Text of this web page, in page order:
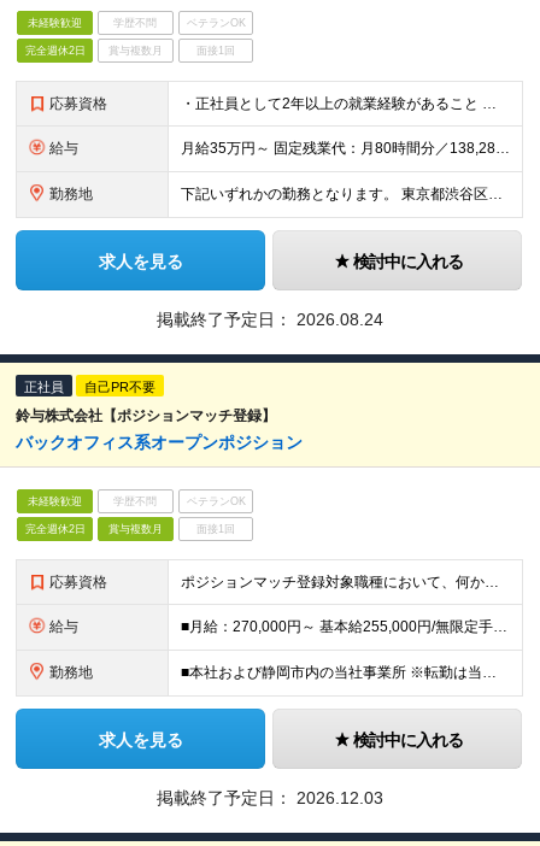
未経験歓迎 学歴不問 ベテランOK
完全週休2日 賞与複数月 面接1回
応募資格 ・正社員として2年以上の就業経験があること ・無形商材の営業経験、あるいは企画職（※）としての実務経験がある方 ※定量的なミッションを手掛けた企画経験 ex.営業企画（カスタマーサクセスなども含む
給与 月給35万円～ 固定残業代：月80時間分／138,285円を含み支給 ※給与支給額により変動、超過分別途支給 ※固定残業時間＝実残業時間ではありません ※試用期間6ヶ月あり（期間中は有給休暇なしとなり
勤務地 下記いずれかの勤務となります。 東京都渋谷区渋谷二丁目24-12 渋谷スクランブルスクエア24F/25F 大阪府大阪市北区堂島一丁目5-30 堂島プラザビル7F/8F 変更の範囲：会社の定める事業所
求人を見る 検討中に入れる
掲載終了予定日： 2026.08.24
正社員 自己PR不要
鈴与株式会社【ポジションマッチ登録】
バックオフィス系オープンポジション
未経験歓迎 学歴不問 ベテランOK
完全週休2日 賞与複数月 面接1回
応募資格 ポジションマッチ登録対象職種において、何かしらの知識・経験を有する方 【活かせる経験・スキル】 ポジションマッチ登録対象職種に関連する知識・経験 ※該当ポジションが数多く存在する為、様々な経験が活か
給与 ■月給：270,000円～ 基本給255,000円/無限定手当15,000円 ＜年収例＞500万～850万円 ※時間外勤務手当、無限定手当を含めた想定年収です ※通勤手当、家族手当等の諸手当は規定に
勤務地 ■本社および静岡市内の当社事業所 ※転勤は当面ございません ＜本社＞ 静岡県静岡市清水区入船町11-1
求人を見る 検討中に入れる
掲載終了予定日： 2026.12.03